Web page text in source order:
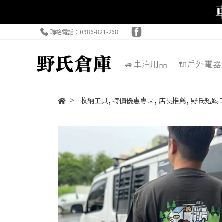
聯絡電話：0986-821-268
🚙車泊用品 🔌戶外電器
收納工具, 特價優惠專區, 店長推薦, 野氏短踢